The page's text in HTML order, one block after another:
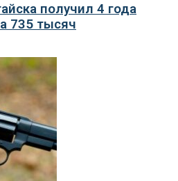
получил 4 года
735 тысяч